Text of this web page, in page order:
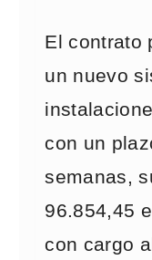
El contrato
un nuevo
con un
semanas,
96.854,45
con cargo